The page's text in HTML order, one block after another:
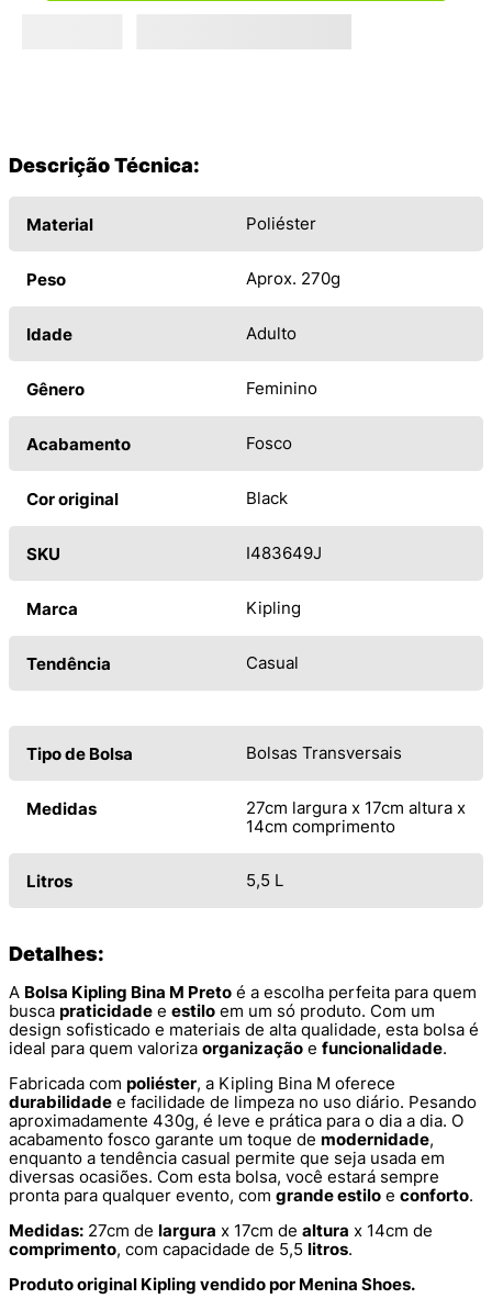
Descrição Técnica:
Material Poliéster
Peso Aprox. 270g
Idade Adulto
Gênero Feminino
Acabamento Fosco
Cor original Black
SKU I483649J
Marca Kipling
Tendência Casual
Tipo de Bolsa Bolsas Transversais
Medidas
27cm largura x 17cm altura x
14cm comprimento
Litros 5,5 L
Detalhes:
A Bolsa Kipling Bina M Preto é a escolha perfeita para quem
busca praticidade e estilo em um só produto. Com um
design sofisticado e materiais de alta qualidade, esta bolsa é
ideal para quem valoriza organização e funcionalidade.
Fabricada com poliéster, a Kipling Bina M oferece
durabilidade e facilidade de limpeza no uso diário. Pesando
aproximadamente 430g, é leve e prática para o dia a dia. O
acabamento fosco garante um toque de modernidade,
enquanto a tendência casual permite que seja usada em
diversas ocasiões. Com esta bolsa, você estará sempre
pronta para qualquer evento, com grande estilo e conforto.
Medidas: 27cm de largura x 17cm de altura x 14cm de
comprimento, com capacidade de 5,5 litros.
Produto original Kipling vendido por Menina Shoes.